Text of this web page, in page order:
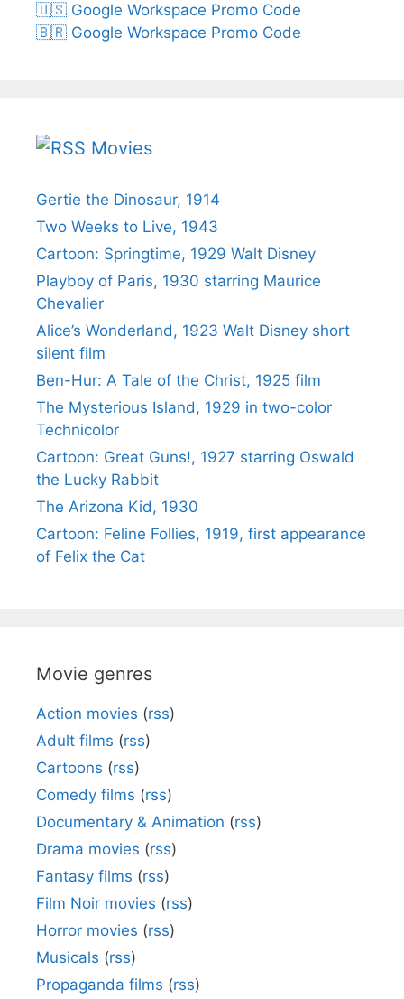
🇺🇸 Google Workspace Promo Code
🇧🇷 Google Workspace Promo Code
Movies
Gertie the Dinosaur, 1914
Two Weeks to Live, 1943
Cartoon: Springtime, 1929 Walt Disney
Playboy of Paris, 1930 starring Maurice
Chevalier
Alice’s Wonderland, 1923 Walt Disney short
silent film
Ben-Hur: A Tale of the Christ, 1925 film
The Mysterious Island, 1929 in two-color
Technicolor
Cartoon: Great Guns!, 1927 starring Oswald
the Lucky Rabbit
The Arizona Kid, 1930
Cartoon: Feline Follies, 1919, first appearance
of Felix the Cat
Movie genres
Action movies (rss)
Adult films (rss)
Cartoons (rss)
Comedy films (rss)
Documentary & Animation (rss)
Drama movies (rss)
Fantasy films (rss)
Film Noir movies (rss)
Horror movies (rss)
Musicals (rss)
Propaganda films (rss)